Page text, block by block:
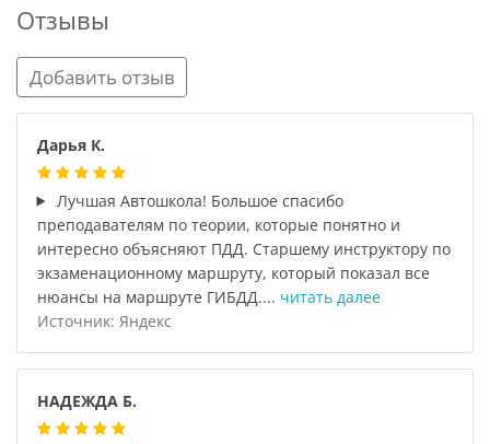
Отзывы
Добавить отзыв
Дарья К.
Лучшая Автошкола! Большое спасибо
преподавателям по теории, которые понятно и
интересно объясняют ПДД. Старшему инструктору по
экзаменационному маршруту, который показал все
нюансы на маршруте ГИБДД.... читать далее
Источник: Яндекс
НАДЕЖДА Б.